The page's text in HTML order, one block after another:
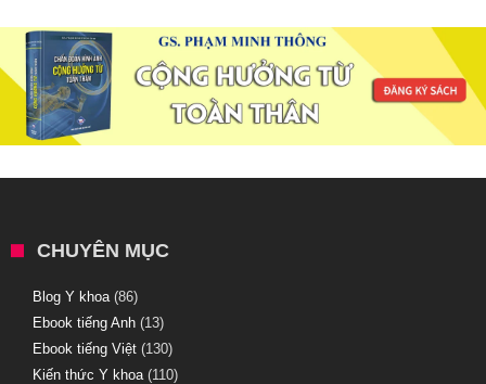
CHUYÊN MỤC
Blog Y khoa (86)
Ebook tiếng Anh (13)
Ebook tiếng Việt (130)
Kiến thức Y khoa (110)